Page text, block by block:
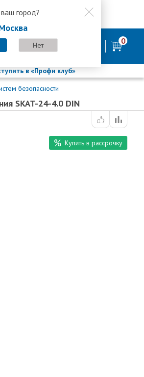
8 800 200-58-35
город?
Нет
200-58-35
с 9:00-18:00. Сб. Вс - выходной 0
в «Профи клуб»
безопасности
SKAT-24-4.0 DIN
Купить в рассрочку